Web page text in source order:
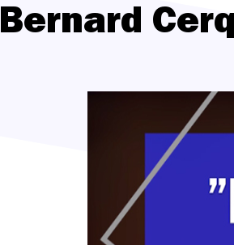
Bernard